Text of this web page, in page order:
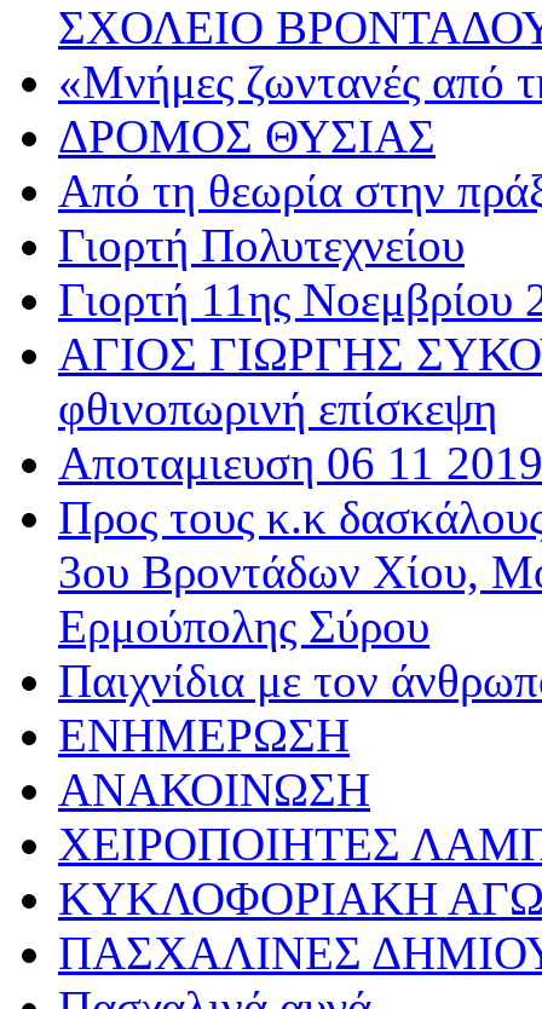
ΣΧΟΛΕΙΟ
«Μνήμες ζωντανές από
ΔΡΟΜΟΣ ΘΥΣΙΑΣ
Από τη θεωρία στην
Γιορτή Πολυτεχνείου
Γιορτή 11ης Νοεμβρίου
ΑΓΙΟΣ ΓΙΩΡΓΗΣ
φθινοπωρινή επίσκεψη
Αποταμιευση 06 11 2019
Προς τους κ.κ
3ου Βροντάδων Χίου,
Ερμούπολης Σύρου
Παιχνίδια με τον
ΕΝΗΜΕΡΩΣΗ
ΑΝΑΚΟΙΝΩΣΗ
ΧΕΙΡΟΠΟΙΗΤΕΣ
ΚΥΚΛΟΦΟΡΙΑΚΗ
ΠΑΣΧΑΛΙΝΕΣ